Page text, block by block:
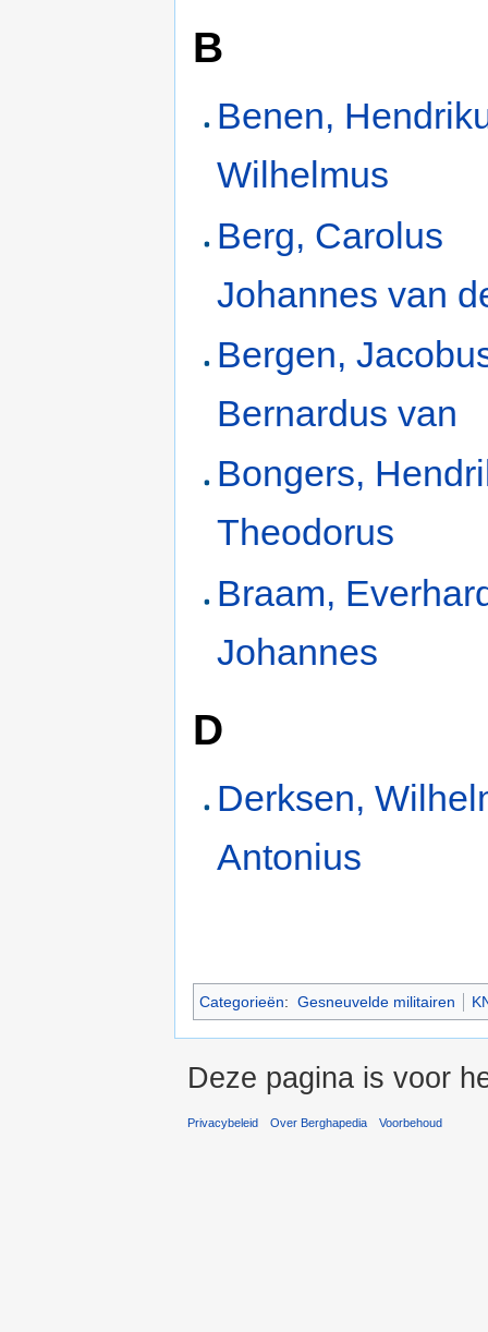
B
Benen,
Wilhelmus
Berg, Carolus
Johannes van
Bergen,
Bernardus van
Bongers,
Theodorus
Braam,
Johannes
D
Derksen,
Antonius
Categorieën: Gesneuvelde militairen
Deze pagina is voor
Privacybeleid Over Berghapedia Voorbehoud